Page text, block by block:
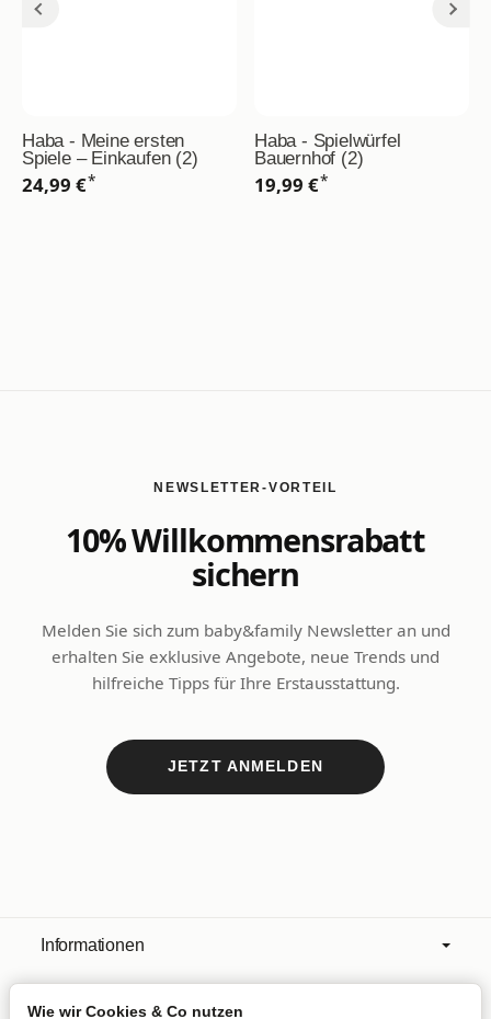
Haba - Meine ersten
Spiele – Einkaufen (2)
24,99 €*
Haba - Spielwürfel
Bauernhof (2)
19,99 €*
NEWSLETTER-VORTEIL
10% Willkommensrabatt
sichern
Melden Sie sich zum baby&family Newsletter an und
erhalten Sie exklusive Angebote, neue Trends und
hilfreiche Tipps für Ihre Erstausstattung.
JETZT ANMELDEN
Informationen
Wie wir Cookies & Co nutzen